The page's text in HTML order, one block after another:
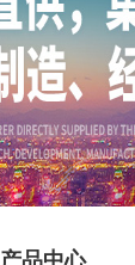
产品中心